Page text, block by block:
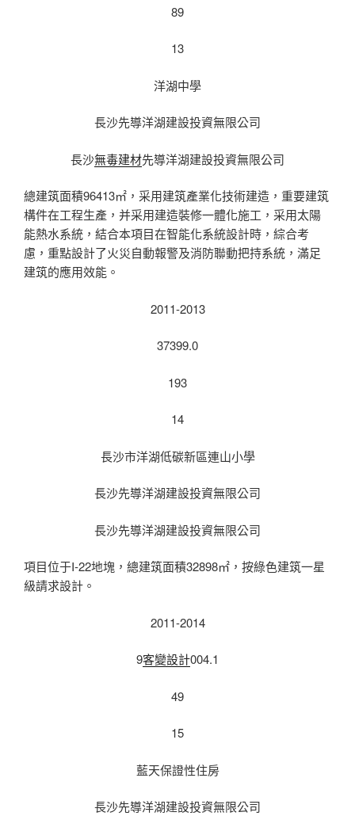
89
13
洋湖中學
長沙先導洋湖建設投資無限公司
長沙無毒建材先導洋湖建設投資無限公司
總建筑面積96413㎡，采用建筑產業化技術建造，重要建筑
構件在工程生產，并采用建造裝修一體化施工，采用太陽
能熱水系統，結合本項目在智能化系統設計時，綜合考
慮，重點設計了火災自動報警及消防聯動把持系統，滿足
建筑的應用效能。
2011-2013
37399.0
193
14
長沙市洋湖低碳新區連山小學
長沙先導洋湖建設投資無限公司
長沙先導洋湖建設投資無限公司
項目位于I-22地塊，總建筑面積32898㎡，按綠色建筑一星
級請求設計。
2011-2014
9客變設計004.1
49
15
藍天保證性住房
長沙先導洋湖建設投資無限公司